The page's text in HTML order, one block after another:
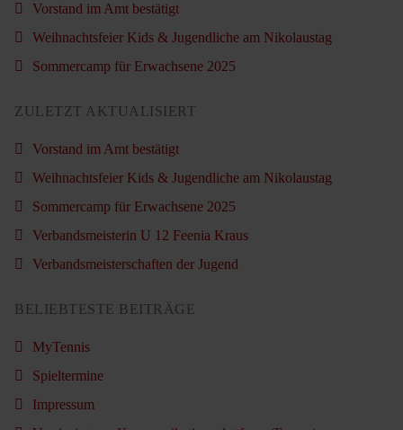
Vorstand im Amt bestätigt
Weihnachtsfeier Kids & Jugendliche am Nikolaustag
Sommercamp für Erwachsene 2025
ZULETZT AKTUALISIERT
Vorstand im Amt bestätigt
Weihnachtsfeier Kids & Jugendliche am Nikolaustag
Sommercamp für Erwachsene 2025
Verbandsmeisterin U 12 Feenia Kraus
Verbandsmeisterschaften der Jugend
BELIEBTESTE BEITRÄGE
MyTennis
Spieltermine
Impressum